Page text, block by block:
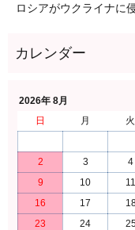
ロシアがウクライナに
2026年 8月
日
月 火
2
3 4
9
10 11
16
17
23
24